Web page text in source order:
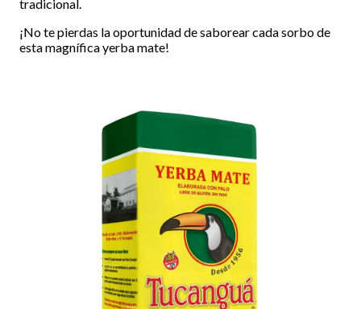
tradicional.
¡No te pierdas la oportunidad de saborear cada sorbo de
esta magnífica yerba mate!